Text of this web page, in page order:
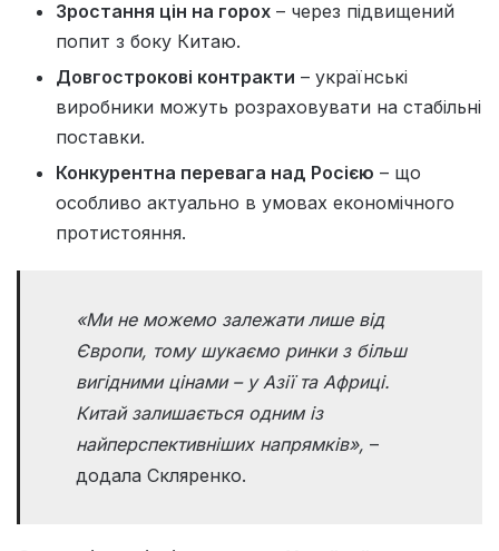
Зростання цін на горох – через підвищений
попит з боку Китаю.
Довгострокові контракти – українські
виробники можуть розраховувати на стабільні
поставки.
Конкурентна перевага над Росією – що
особливо актуально в умовах економічного
протистояння.
«Ми не можемо залежати лише від
Європи, тому шукаємо ринки з більш
вигідними цінами – у Азії та Африці.
Китай залишається одним із
найперспективніших напрямків», –
додала Скляренко.